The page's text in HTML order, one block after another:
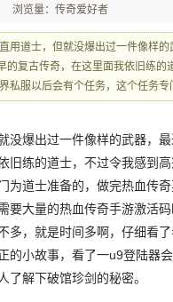
浏览量：传奇爱好者
用道士，但就没爆出过一件像样
的复古传奇，在这里面我依旧练的
私服以后会有个任务，这个任务
没爆出过一件像样的武器，
旧练的道士，不过令我感到
为道士准备的，做完热血传
要大量的热血传奇手游激活
多，就是时间多啊，仔细看
的小故事，看了一u9登陆器
了解下破馆珍剑的秘密。